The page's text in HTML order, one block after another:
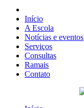
Início
A Escola
Notícias e eventos
Serviços
Consultas
Ramais
Contato